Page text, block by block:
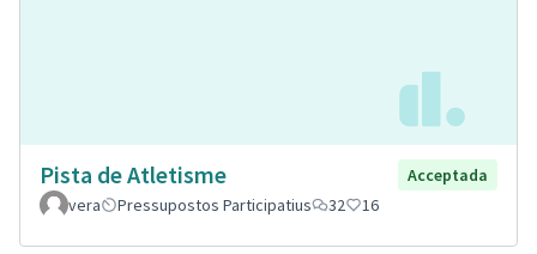
Pista de Atletisme
Acceptada
vera
Pressupostos Participatius 32 16